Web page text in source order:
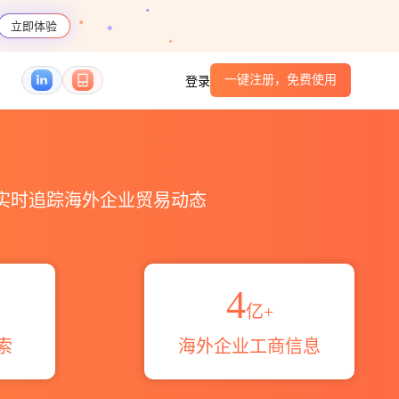
立即体验
登录 一键注册，免费使用
时追踪海外企业贸易动态
4亿+
海外企业工商信息